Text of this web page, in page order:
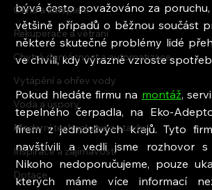
Okna a zateplení
Rekuperace a větrání
Chytrá domácnost a automatizace
Vytápění a ohřev vody
Voda a úspory
Moderní technologie a stavby
Inspirace a zajímavosti
Dotace
bývá často považováno za
většině případů o běžnou součást
některé skutečné problémy lidé
ve chvíli, kdy výrazně vzroste
Pokud hledáte firmu na montáž,
tepelného čerpadla, na Eko-
firem z jednotlivých krajů. Tyto
navštívili a vedli jsme rozhovor s
Nikoho nedoporučujeme, pouze
kterých máme více informací